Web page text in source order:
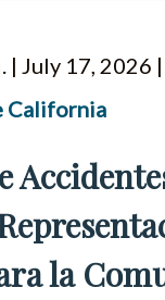
| July 17, 2026 |
California
la